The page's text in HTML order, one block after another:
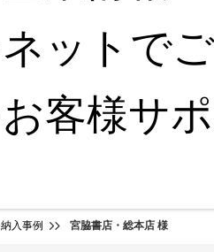
ネットで
お客様サ
納入事例 宮脇書店・総本店 様